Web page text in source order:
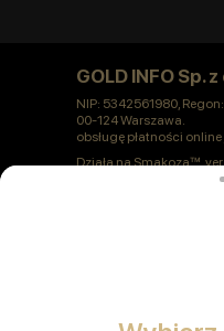
GOLD INFO Sp.
NIP: 5342561980,
00-124
obsługę płatności
Działa naSmakozaver.
Polityka